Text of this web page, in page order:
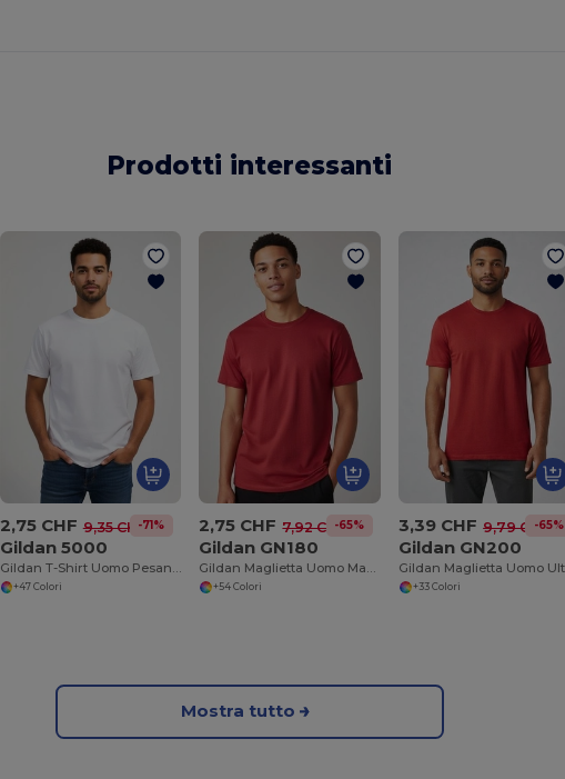
Prodotti interessanti
2,75 CHF 9,35 CHF-71%
Gildan 5000
Gildan T-Shirt Uomo Pesante in Cotone 100%
+47 Colori
2,75 CHF 7,92 CHF-65%
Gildan GN180
Gildan Maglietta Uomo Manica Corta in Cotone Pesante
+54 Colori
3,39 CHF 9,79 CHF-65%
Gildan GN200
+33 Colori
Mostra tutto